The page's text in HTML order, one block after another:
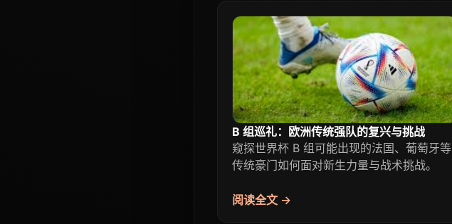
B 组巡礼：欧洲传统强队的复兴与挑战
窥探世界杯 B 组可能出现的法国、葡萄牙等
传统豪门如何面对新生力量与战术挑战。
阅读全文 →